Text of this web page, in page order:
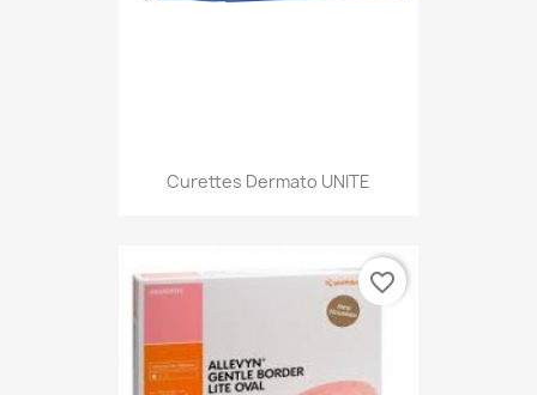
Curettes Dermato UNITE
favorite_border